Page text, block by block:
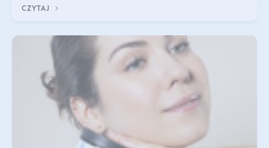
problemem.
CZYTAJ